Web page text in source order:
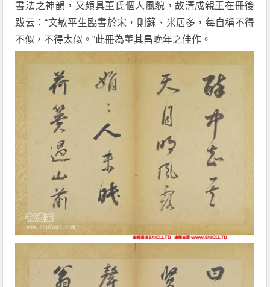
書法之神韻，又頗具董氏個人風貌，故清成親王在冊後
跋云：“文敏平生臨書於宋，則蘇、米居多，每自稱不得
不似，不得太似。”此冊為董其昌晚年之佳作。